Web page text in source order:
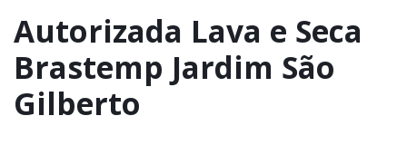
Autorizada Lava e Seca
Brastemp Jardim São
Gilberto